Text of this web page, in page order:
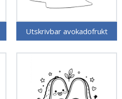
Utskrivbar avokadofrukt